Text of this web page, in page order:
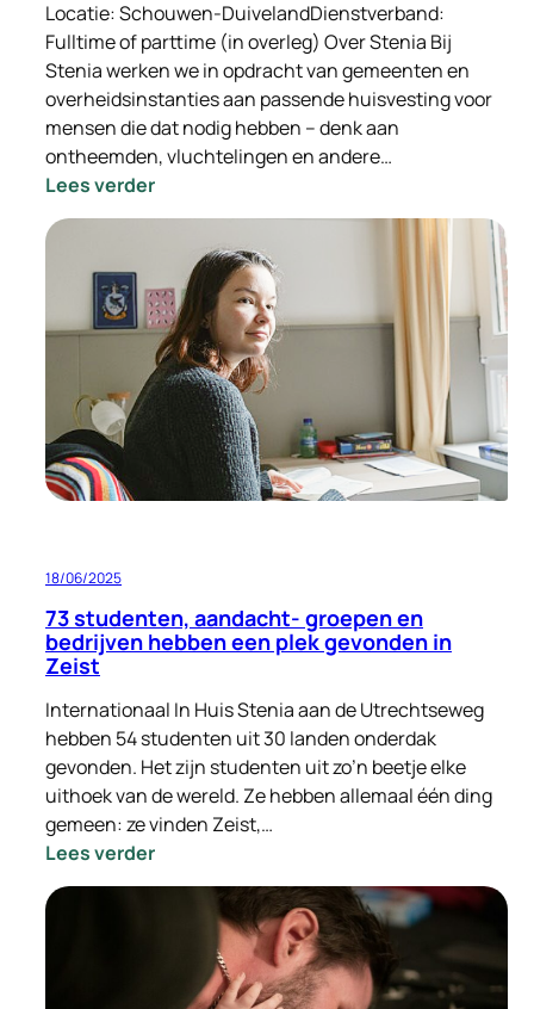
Locatie: Schouwen-DuivelandDienstverband:
Fulltime of parttime (in overleg) Over Stenia Bij
Stenia werken we in opdracht van gemeenten en
overheidsinstanties aan passende huisvesting voor
mensen die dat nodig hebben – denk aan
ontheemden, vluchtelingen en andere…
Lees verder:
-
Wooncoach
Opvanglocaties
Stenia
18/06/2025
73 studenten, aandacht- groepen en
bedrijven hebben een plek gevonden in
Zeist
Internationaal In Huis Stenia aan de Utrechtseweg
hebben 54 studenten uit 30 landen onderdak
gevonden. Het zijn studenten uit zo’n beetje elke
uithoek van de wereld. Ze hebben allemaal één ding
gemeen: ze vinden Zeist,…
Lees verder:
73
studenten,
aandacht-
groepen